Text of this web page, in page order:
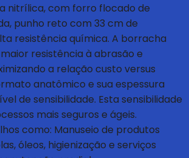
nitrílica, com forro flocado de
punho reto com 33 cm de
resistência química. A borracha
resistência à abrasão e
a relação custo versus
anatômico e sua espessura
de sensibilidade. Esta sensibilidade
mais seguros e ágeis.
como: Manuseio de produtos
óleos, higienização e serviços